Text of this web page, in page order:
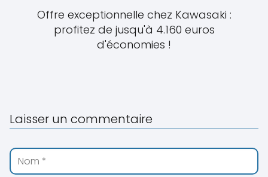
Offre exceptionnelle chez Kawasaki :
profitez de jusqu'à 4.160 euros
d'économies !
Laisser un commentaire